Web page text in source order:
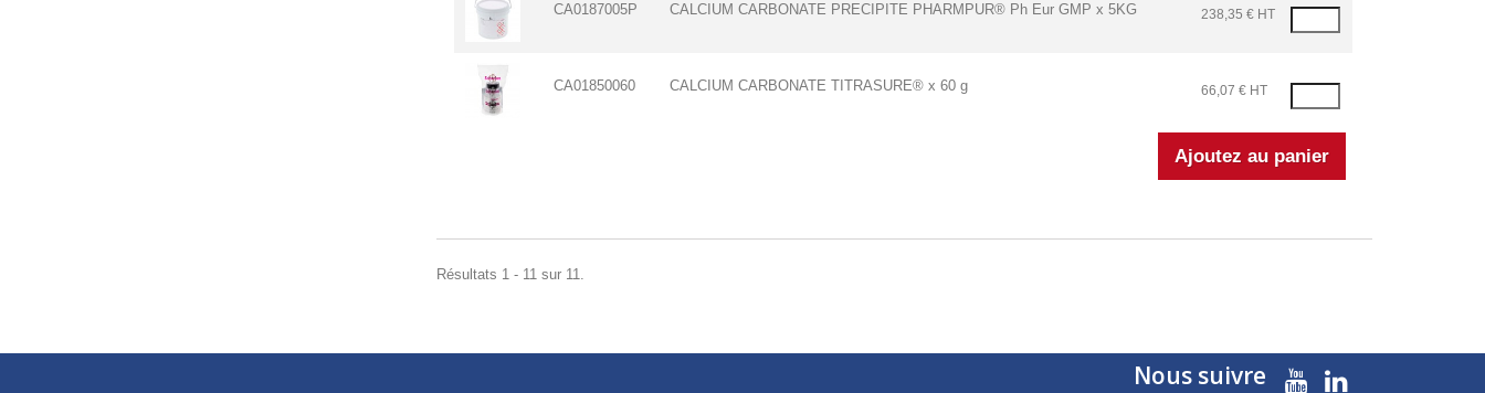
CA0187005P CALCIUM CARBONATE PRECIPITE PHARMPUR® Ph Eur GMP x 5KG 238,35 € HT
CA01850060 CALCIUM CARBONATE TITRASURE® x 60 g 66,07 € HT
Résultats 1 - 11 sur 11.
Nous suivre